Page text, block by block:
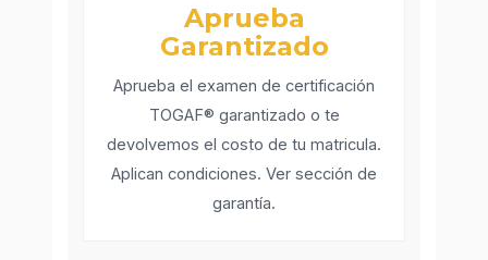
Aprueba
Garantizado
Aprueba el examen de certificación
TOGAF® garantizado o te
devolvemos el costo de tu matricula.
Aplican condiciones. Ver sección de
garantía.